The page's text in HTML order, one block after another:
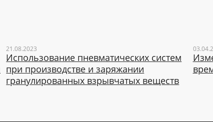
21.08.2023
Использование пневматических систем
при производстве и заряжании
гранулированных взрывчатых веществ